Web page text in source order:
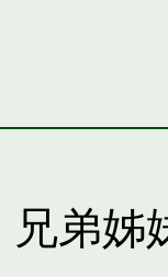
兄弟姊